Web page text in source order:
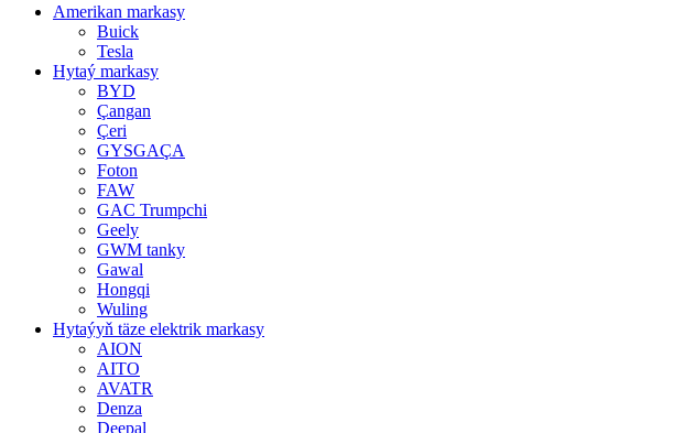
Amerikan markasy
Buick
Tesla
Hytaý markasy
BYD
Çangan
Çeri
GYSGAÇA
Foton
FAW
GAC Trumpchi
Geely
GWM tanky
Gawal
Hongqi
Wuling
Hytaýyň täze elektrik markasy
AION
AITO
AVATR
Denza
Deepal